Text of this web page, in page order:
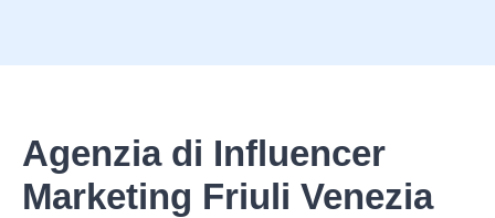
Agenzia di Influencer
Marketing Friuli Venezia